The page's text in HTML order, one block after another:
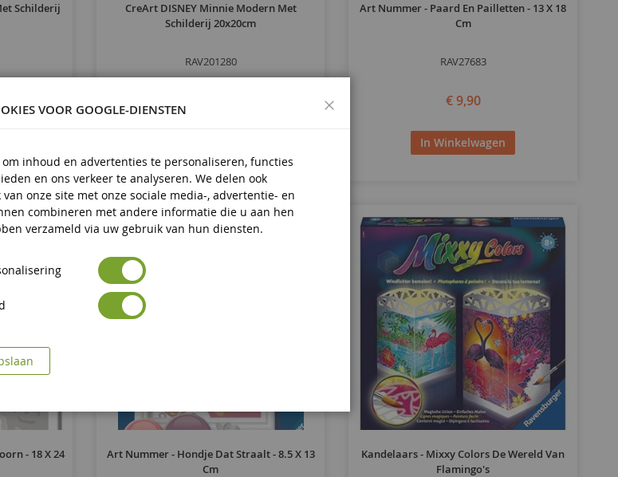
Schilderij
CreArt DISNEY Minnie Modern Met
Schilderij 20x20cm
RAV201280
Art Nummer - Paard En Pailletten - 13 X 18
Cm
RAV27683
€ 9,90
In Winkelwagen
- 18 X 24
Art Nummer - Hondje Dat Straalt - 8.5 X 13
Cm
Kandelaars - Mixxy Colors De Wereld Van
Flamingo's
VOOR GOOGLE-DIENSTEN
inhoud en advertenties te personaliseren, functies
en ons verkeer te analyseren. We delen ook
onze site met onze sociale media-, advertentie- en
combineren met andere informatie die u aan hen
verzameld via uw gebruik van hun diensten.